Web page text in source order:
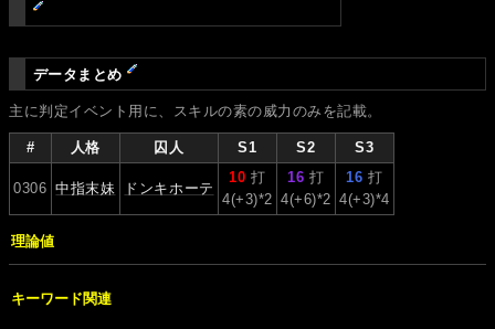
データまとめ
主に判定イベント用に、スキルの素の威力のみを記載。
# 人格 囚人 S1 S2 S3
0306 中指末妹 ドンキホーテ
10 打
4(+3)*2
16 打
4(+6)*2
16 打
4(+3)*4
理論値
キーワード関連